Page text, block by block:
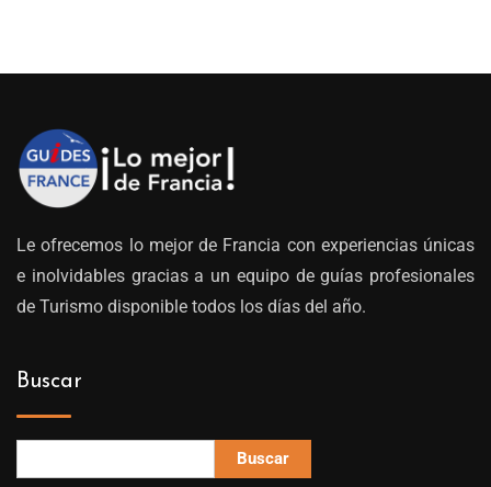
Le ofrecemos lo mejor de Francia con experiencias únicas
e inolvidables gracias a un equipo de guías profesionales
de Turismo disponible todos los días del año.
Buscar
Buscar